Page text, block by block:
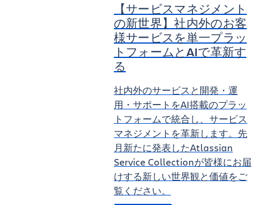
【サービスマネジメント
の新世界】社内外のお客
様サービスを単一プラッ
トフォームとAIで革新す
る
社内外のサービスと開発・運
用・サポートをAI搭載のプラッ
トフォームで統合し、サービス
マネジメントを革新します。先
月新たに発表したAtlassian
Service Collectionが皆様にお届
けする新しい世界観と価値をご
覧ください。